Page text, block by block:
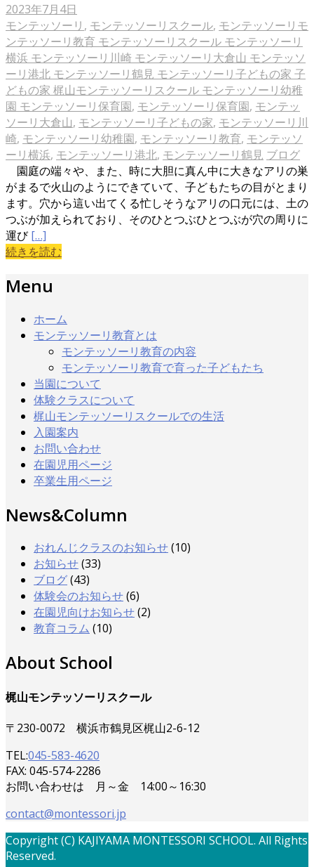
2023年7月4日
モンテッソーリ , モンテッソーリスクール, モンテッソーリモ
ンテッソーリ教育 モンテッソーリスクール モンテッソーリ
横浜 モンテッソーリ川崎 モンテッソーリ大倉山 モンテッソ
ーリ港北 モンテッソーリ鶴見 モンテッソーリ子どもの家 子
どもの家 梶山モンテッソーリスクール モンテッソーリ幼稚
園 モンテッソーリ保育園, モンテッソーリ保育園, モンテッ
ソーリ大倉山, モンテッソーリ子どもの家, モンテッソーリ川
崎, モンテッソーリ幼稚園, モンテッソーリ教育, モンテッソ
ーリ横浜, モンテッソーリ港北, モンテッソーリ鶴見 ブログ
園庭の端々や、また、時に大胆に真ん中に大きなアリの巣
がまるで火山のようにできていて、子どもたちの目がとまり
ます。穴から這い出てくる忙しそうなアリの口元には、土の
つぶが加えられており、そのひとつぶひとつぶが穴の周りに
運び[…]
続きを読む
Menu
ホーム
モンテッソーリ教育とは
モンテッソーリ教育の内容
モンテッソーリ教育で育った子どもたち
当園について
体験クラスについて
梶山モンテッソーリスクールでの生活
入園案内
お問い合わせ
在園児用ページ
卒業生用ページ
News&Column
おれんじクラスのお知らせ(10)
お知らせ(33)
ブログ(43)
体験会のお知らせ(6)
在園児向けお知らせ(2)
教育コラム (10)
About School
梶山モンテッソーリスクール
〒230-0072 横浜市鶴見区梶山2-6-12
TEL:045-583-4620
FAX: 045-574-2286
お問い合わせは 月～金 14:00～16:30
contact@montessori.jp
Copyright (C) KAJIYAMA MONTESSORI SCHOOL. All Rights
Reserved.